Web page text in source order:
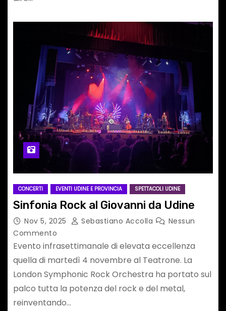
CONCERTI EVENTI UDINE E PROVINCIA SPETTACOLI UDINE
Sinfonia Rock al Giovanni da Udine
Nov 5, 2025 Sebastiano Accolla
Nessun
Commento
Evento infrasettimanale di elevata eccellenza
quella di martedì 4 novembre al Teatrone. La
London Symphonic Rock Orchestra ha portato sul
palco tutta la potenza del rock e del metal,
reinventando…